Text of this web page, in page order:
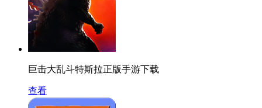
巨击大乱斗特斯拉正版手游下载
查看